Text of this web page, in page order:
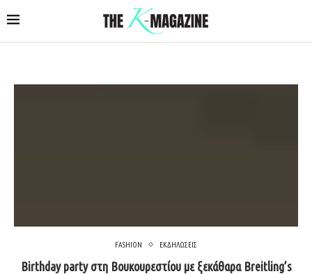
FASHION ΕΚΔΗΛΩΣΕΙΣ
Birthday party στη Βουκουρεστίου με ξεκάθαρα Breitling’s